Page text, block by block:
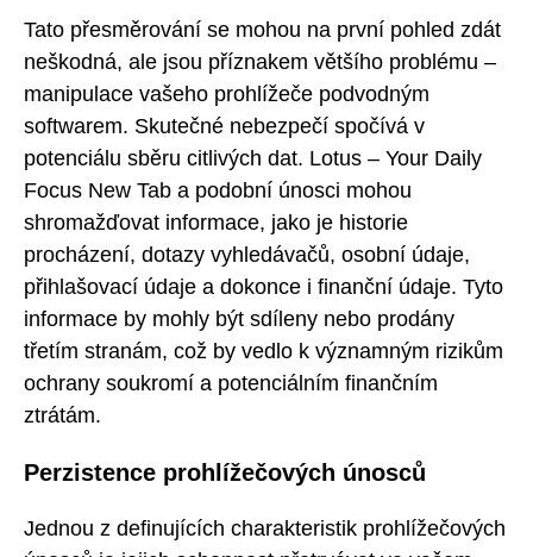
Tato přesměrování se mohou na první pohled zdát
neškodná, ale jsou příznakem většího problému –
manipulace vašeho prohlížeče podvodným
softwarem. Skutečné nebezpečí spočívá v
potenciálu sběru citlivých dat. Lotus – Your Daily
Focus New Tab a podobní únosci mohou
shromažďovat informace, jako je historie
procházení, dotazy vyhledávačů, osobní údaje,
přihlašovací údaje a dokonce i finanční údaje. Tyto
informace by mohly být sdíleny nebo prodány
třetím stranám, což by vedlo k významným rizikům
ochrany soukromí a potenciálním finančním
ztrátám.
Perzistence prohlížečových únosců
Jednou z definujících charakteristik prohlížečových